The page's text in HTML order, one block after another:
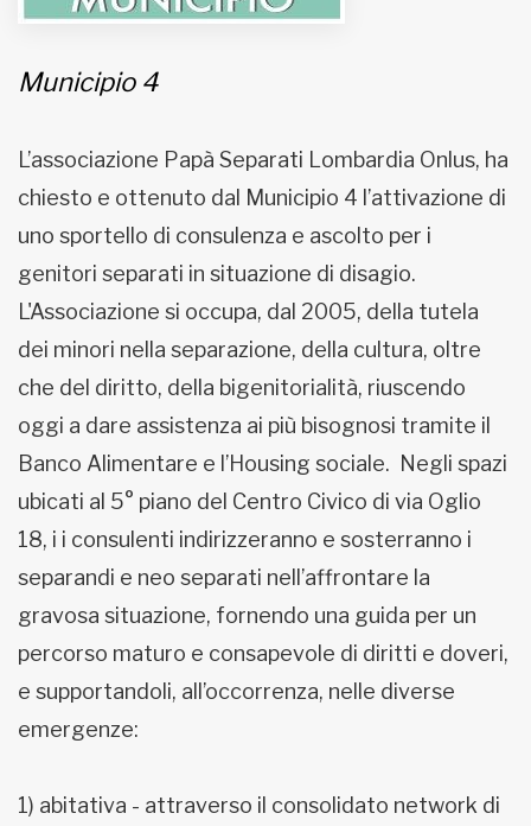
Fondato e diretto da Enzo De
Imbonati, 89 20159 Milano (Italia)
Municipio 4
L’associazione Papà Separati Lombardia Onlus, ha
chiesto e ottenuto dal Municipio 4 l’attivazione di
uno sportello di consulenza e ascolto per i
genitori separati in situazione di disagio.
L'Associazione si occupa, dal 2005, della tutela
dei minori nella separazione, della cultura, oltre
che del diritto, della bigenitorialità, riuscendo
oggi a dare assistenza ai più bisognosi tramite il
Banco Alimentare e l’Housing sociale. Negli spazi
ubicati al 5° piano del Centro Civico di via Oglio
18, i i consulenti indirizzeranno e sosterranno i
separandi e neo separati nell’affrontare la
gravosa situazione, fornendo una guida per un
percorso maturo e consapevole di diritti e doveri,
e supportandoli, all’occorrenza, nelle diverse
emergenze:
1) abitativa - attraverso il consolidato network di